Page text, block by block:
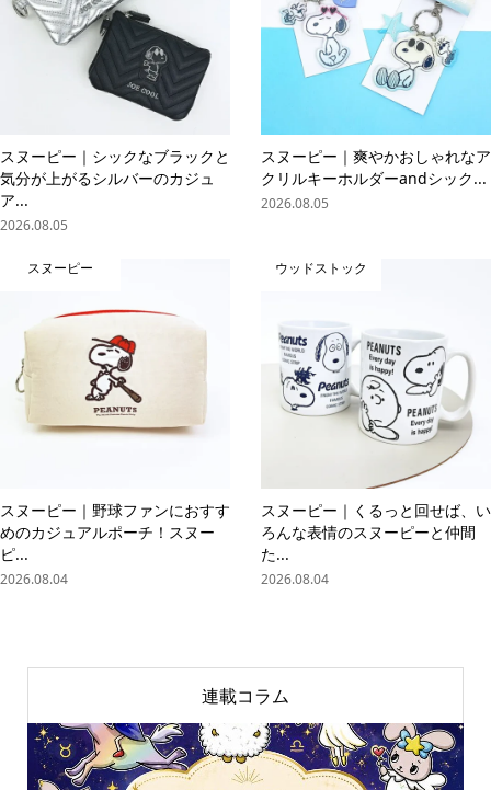
スヌーピー｜シックなブラックと
気分が上がるシルバーのカジュ
ア...
2026.08.05
スヌーピー｜爽やかおしゃれなア
クリルキーホルダーandシック...
2026.08.05
スヌーピー
スヌーピー｜野球ファンにおすす
めのカジュアルポーチ！スヌー
ピ...
2026.08.04
ウッドストック
スヌーピー｜くるっと回せば、い
ろんな表情のスヌーピーと仲間
た...
2026.08.04
連載コラム